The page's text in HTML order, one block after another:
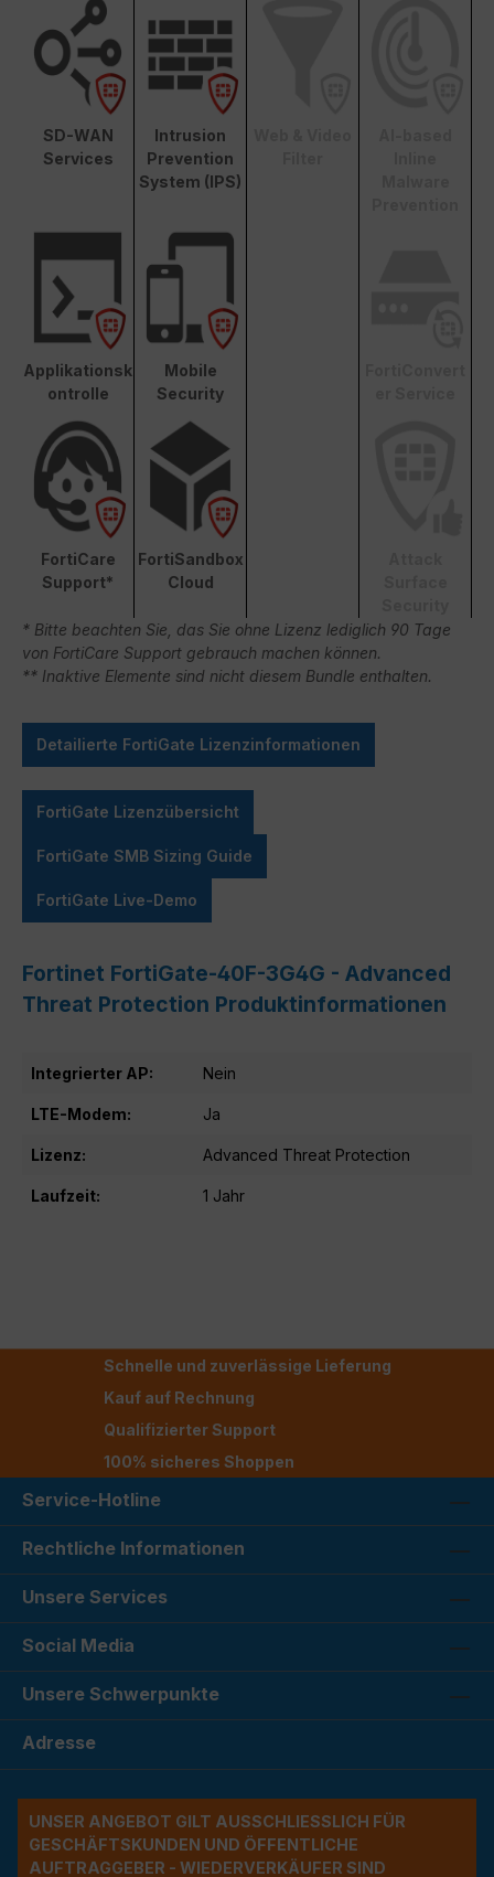
SD-WAN
Services
Intrusion
Prevention
System (IPS)
Applikationsk
ontrolle
Mobile
Security
FortiCare
Support*
FortiSandbox
Cloud
* Bitte beachten Sie, das Sie ohne Lizenz lediglich 90 Tage
von FortiCare Support gebrauch machen können.
** Inaktive Elemente sind nicht diesem Bundle enthalten.
Detailierte FortiGate Lizenzinformationen
FortiGate Lizenzübersicht
FortiGate SMB Sizing Guide
FortiGate Live-Demo
Fortinet FortiGate-40F-3G4G - Advanced
Threat Protection Produktinformationen
Integrierter AP: Nein
LTE-Modem: Ja
Lizenz: Advanced Threat Protection
Laufzeit: 1 Jahr
Schnelle und zuverlässige Lieferung
Kauf auf Rechnung
Qualifizierter Support
100% sicheres Shoppen
Service-Hotline
Rechtliche Informationen
Unsere Services
Social Media
Unsere Schwerpunkte
Adresse
UNSER ANGEBOT GILT AUSSCHLIESSLICH FÜR G
ESCHÄFTSKUNDEN UND ÖFFENTLICHE A
UFTRAGGEBER - WIEDERVERKÄUFER SIND A